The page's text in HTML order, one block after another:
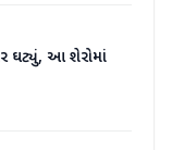
ઘટ્યું, આ શેરોમાં